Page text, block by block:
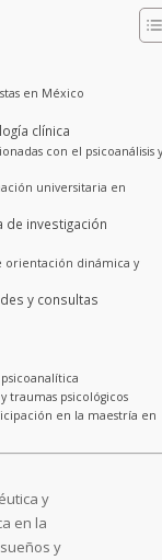
en México
clínica
con el psicoanálisis y
universitaria en
de investigación
orientación dinámica y
y consultas
traumas psicológicos
en la maestría en
y
en la
y